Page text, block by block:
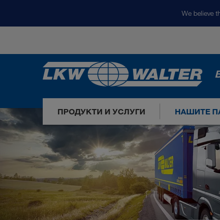
We believe
ПРОДУКТИ И УСЛУГИ НАШИТЕ